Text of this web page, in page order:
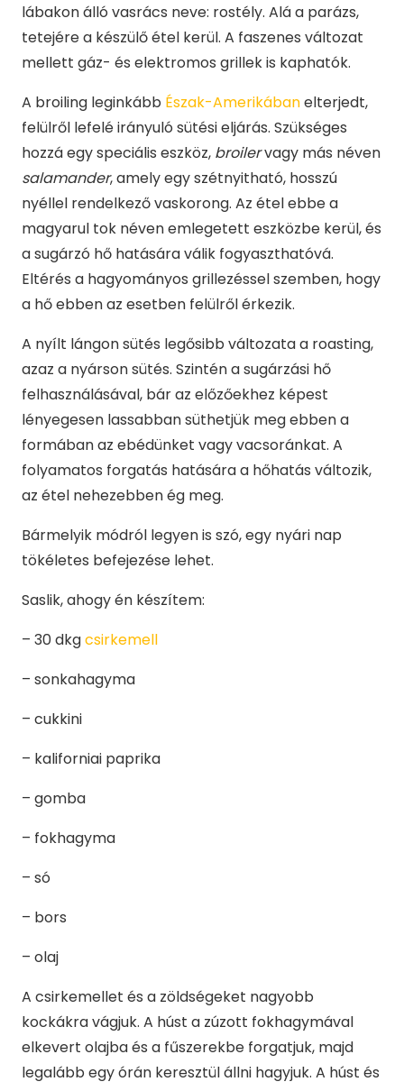
lábakon álló vasrács neve: rostély. Alá a parázs,
tetejére a készülő étel kerül. A faszenes változat
mellett gáz- és elektromos grillek is kaphatók.
A broiling leginkább Észak-Amerikábanelterjedt,
felülről lefelé irányuló sütési eljárás. Szükséges
hozzá egy speciális eszköz, broilervagy más néven
salamander, amely egy szétnyitható, hosszú
nyéllel rendelkező vaskorong. Az étel ebbe a
magyarul tok néven emlegetett eszközbe kerül, és
a sugárzó hő hatására válik fogyaszthatóvá.
Eltérés a hagyományos grillezéssel szemben, hogy
a hő ebben az esetben felülről érkezik.
A nyílt lángon sütés legősibb változata a roasting,
azaz a nyárson sütés. Szintén a sugárzási hő
felhasználásával, bár az előzőekhez képest
lényegesen lassabban süthetjük meg ebben a
formában az ebédünket vagy vacsoránkat. A
folyamatos forgatás hatására a hőhatás változik,
az étel nehezebben ég meg.
Bármelyik módról legyen is szó, egy nyári nap
tökéletes befejezése lehet.
Saslik, ahogy én készítem:
– 30 dkgcsirkemell
– sonkahagyma
– cukkini
– kaliforniai paprika
– gomba
– fokhagyma
– só
– bors
– olaj
A csirkemellet és a zöldségeket nagyobb
kockákra vágjuk. A húst a zúzott fokhagymával
elkevert olajba és a fűszerekbe forgatjuk, majd
legalább egy órán keresztül állni hagyjuk. A húst és